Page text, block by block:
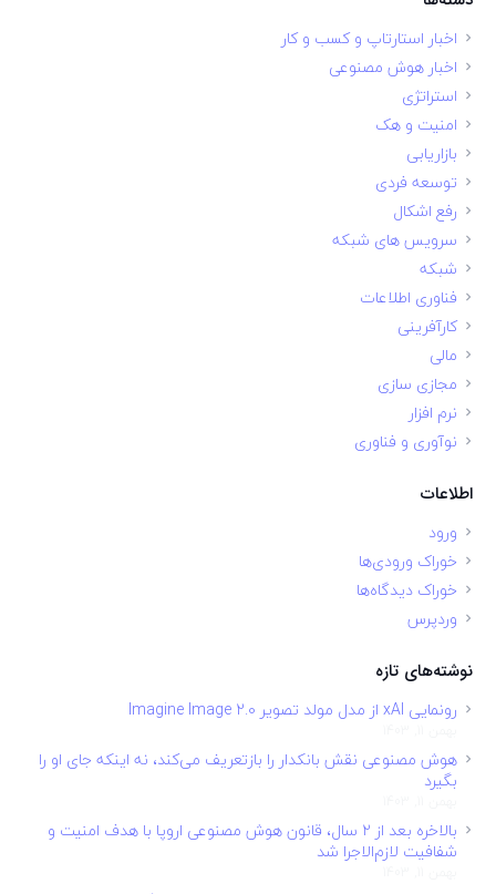
اخبار استارتاپ و کسب و کار
اخبار هوش مصنوعی
استراتژی
امنیت و هک
بازاریابی
توسعه فردی
رفع اشکال
سرویس های شبکه
شبکه
فناوری اطلاعات
کارآفرینی
مالی
مجازی سازی
نرم افزار
نوآوری و فناوری
اطلاعات
ورود
خوراک ورودی‌ها
خوراک دیدگاه‌ها
وردپرس
نوشته‌های تازه
رونمایی xAI از مدل مولد تصویر Imagine Image 2.0
هوش مصنوعی نقش بانکدار را بازتعریف می‌کند، نه اینکه جای او را
بگیرد
بالاخره بعد از ۲ سال، قانون هوش مصنوعی اروپا با هدف امنیت و
شفافیت لازم‌الاجرا شد